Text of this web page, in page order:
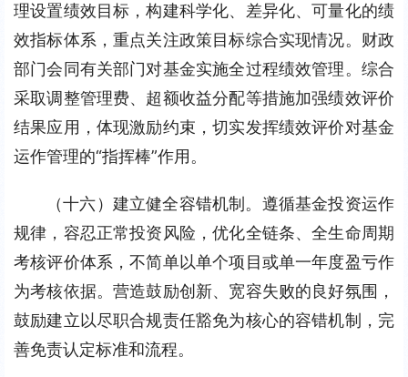
理设置绩效目标，构建科学化、差异化、可量化的绩
效指标体系，重点关注政策目标综合实现情况。财政
部门会同有关部门对基金实施全过程绩效管理。综合
采取调整管理费、超额收益分配等措施加强绩效评价
结果应用，体现激励约束，切实发挥绩效评价对基金
运作管理的“指挥棒”作用。
（十六）建立健全容错机制。遵循基金投资运作
规律，容忍正常投资风险，优化全链条、全生命周期
考核评价体系，不简单以单个项目或单一年度盈亏作
为考核依据。营造鼓励创新、宽容失败的良好氛围，
鼓励建立以尽职合规责任豁免为核心的容错机制，完
善免责认定标准和流程。